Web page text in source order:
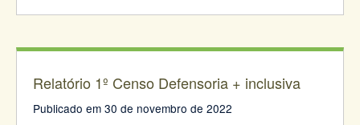
Relatório 1º Censo Defensoria + inclusiva
Publicado em 30 de novembro de 2022